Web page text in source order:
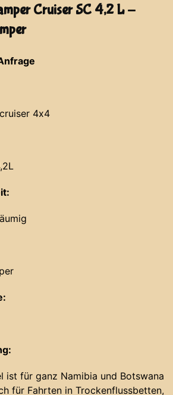
Cruiser SC 4,2 L -
4x4
ist für ganz Namibia und Botswana
für Fahrten in Trockenflussbetten,